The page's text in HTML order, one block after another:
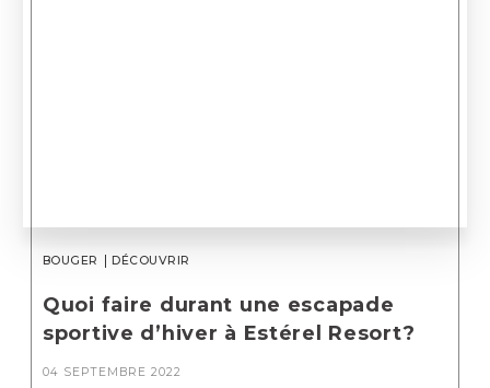
BOUGER DÉCOUVRIR
Quoi faire durant une escapade
sportive d’hiver à Estérel Resort?
04 SEPTEMBRE 2022